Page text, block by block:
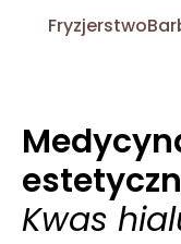
Fryzjerstwo
Kwas